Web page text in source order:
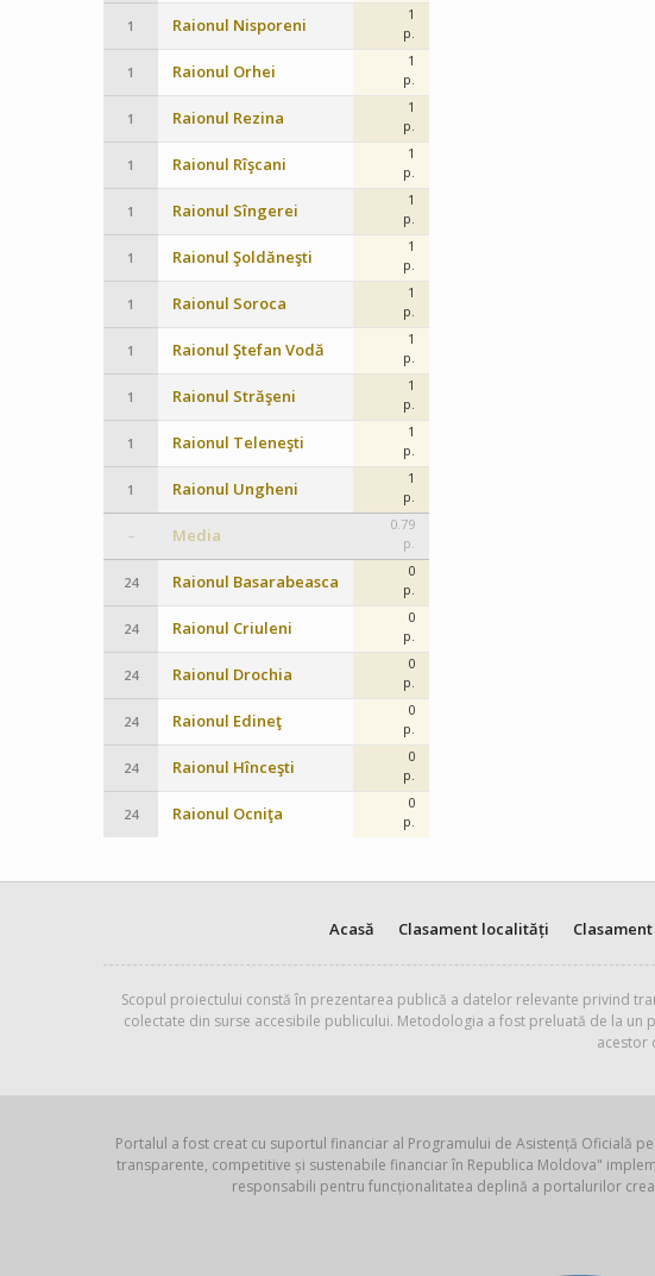
1 Raionul Nisporeni
1
p.
1 Raionul Orhei
1
p.
1 Raionul Rezina
1
p.
1 Raionul Rîşcani
1
p.
1 Raionul Sîngerei
1
p.
1 Raionul Şoldăneşti
1
p.
1 Raionul Soroca
1
p.
1 Raionul Ştefan Vodă
1
p.
1 Raionul Străşeni
1
p.
1 Raionul Teleneşti
1
p.
1 Raionul Ungheni
1
p.
– Media
0.79
p.
24 Raionul Basarabeasca
0
p.
24 Raionul Criuleni
0
p.
24 Raionul Drochia
0
p.
24 Raionul Edineţ
0
p.
24 Raionul Hînceşti
0
p.
24 Raionul Ocniţa
0
p.
Acasă Clasament localități
Scopul proiectului constă în prezentarea publică a datelor relevante privind
colectate din surse accesibile publicului. Metodologia a fost preluată de la
acestor
Portalul a fost creat cu suportul financiar al Programului de Asistență Oficială
transparente, competitive și sustenabile financiar în Republica Moldova"
responsabili pentru funcționalitatea deplină a portalurilor